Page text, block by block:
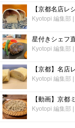
Kyotopi 編集部
Kyotopi 編集部
Kyotopi 編集部
Kyotopi 編集部